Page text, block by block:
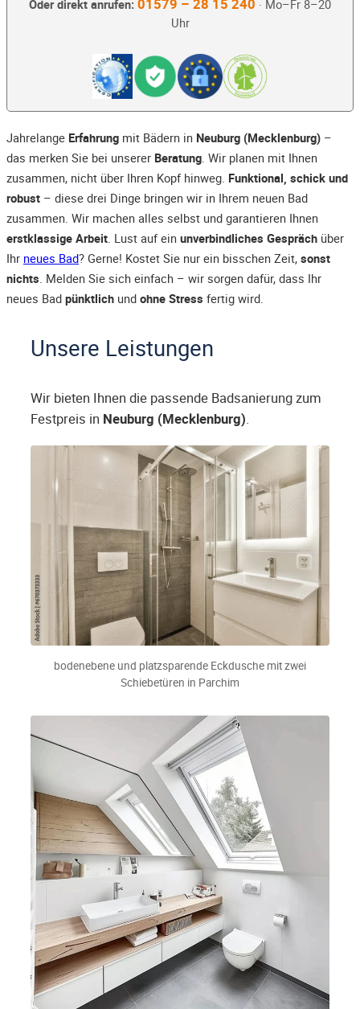
Oder direkt anrufen: 01579 – 28 15 240 · Mo–Fr 8–20
Uhr
Jahrelange Erfahrung mit Bädern in Neuburg (Mecklenburg) –
das merken Sie bei unserer Beratung. Wir planen mit Ihnen
zusammen, nicht über Ihren Kopf hinweg. Funktional, schick und
robust – diese drei Dinge bringen wir in Ihrem neuen Bad
zusammen. Wir machen alles selbst und garantieren Ihnen
erstklassige Arbeit. Lust auf ein unverbindliches Gespräch über
Ihr neues Bad? Gerne! Kostet Sie nur ein bisschen Zeit, sonst
nichts. Melden Sie sich einfach – wir sorgen dafür, dass Ihr
neues Bad pünktlich und ohne Stress fertig wird.
Unsere Leistungen
Wir bieten Ihnen die passende Badsanierung zum
Festpreis in Neuburg (Mecklenburg).
bodenebene und platzsparende Eckdusche mit zwei
Schiebetüren in Parchim